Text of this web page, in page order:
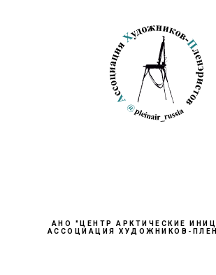
АНО "ЦЕНТР АРКТИЧЕСКИЕ
АССОЦИАЦИЯ ХУДОЖНИКОВ-